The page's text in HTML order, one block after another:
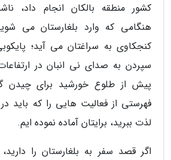
کشور منطقه بالکان انجام داد،
هنگامی که وارد بلغارستان می
کنجکاوی به سراغتان می آید؛
سپردن به صدای نی انبان در
پیش از طلوع خورشید برای چیدن
فهرستی از فعالیت هایی را که باید
لذت ببرید، برایتان آماده نموده ایم.
اگر قصد سفر به بلغارستان را